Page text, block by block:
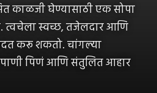
काळजी घेण्यासाठी एक सोपा
त्वचेला स्वच्छ, तजेलदार आणि
करू शकतो. चांगल्या
पिणं आणि संतुलित आहार